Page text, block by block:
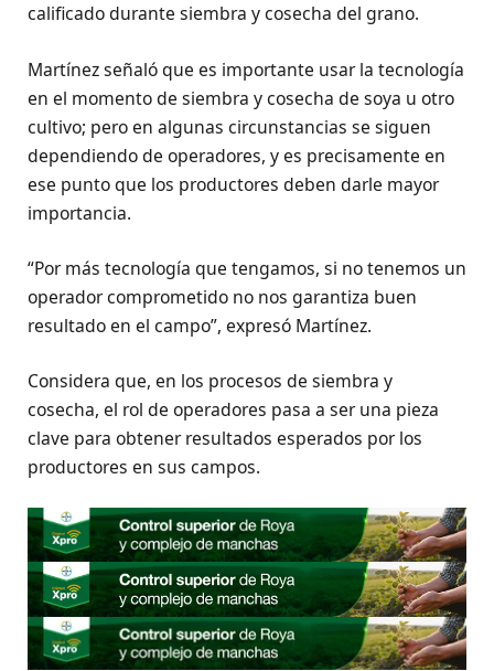
calificado durante siembra y cosecha del grano.
Martínez señaló que es importante usar la tecnología
en el momento de siembra y cosecha de soya u otro
cultivo; pero en algunas circunstancias se siguen
dependiendo de operadores, y es precisamente en
ese punto que los productores deben darle mayor
importancia.
“Por más tecnología que tengamos, si no tenemos un
operador comprometido no nos garantiza buen
resultado en el campo”, expresó Martínez.
Considera que, en los procesos de siembra y
cosecha, el rol de operadores pasa a ser una pieza
clave para obtener resultados esperados por los
productores en sus campos.